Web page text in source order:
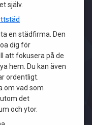
själv.
en städfirma. Den
dig för
att fokusera på de
hem. Du kan även
ordentligt.
om vad som
det
och ytor.